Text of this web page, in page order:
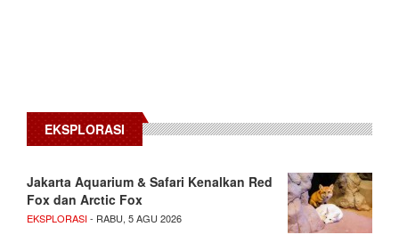
EKSPLORASI
Jakarta Aquarium & Safari Kenalkan Red
Fox dan Arctic Fox
EKSPLORASI- RABU, 5 AGU 2026